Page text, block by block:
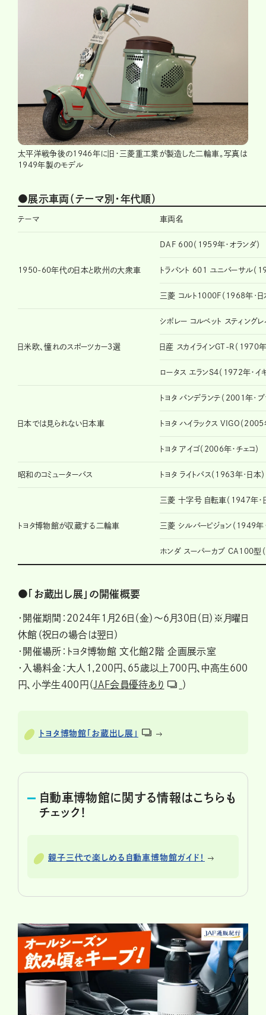
太平洋戦争後の1946年に旧・三菱重工業が製造した二輪車。写真は
1949年製のモデル
●展示車両（テーマ別・年代順）
テーマ 車両名
1950-60年代の日本と欧州の大衆車
DAF 600（1959年・オランダ）
トラバント 601 ユニバーサル（
三菱 コルト1000F（1968年･日
日米欧、憧れのスポーツカー3選
シボレー コルベット スティングレ
日産 スカイラインGT-R（1970年
ロータス エランS4（1972年・イ
日本では見られない日本車
トヨタ バンデランテ（2001年･ブ
トヨタ ハイラックス VIGO（2005
トヨタ アイゴ（2006年・チェコ）
昭和のコミューターバス トヨタ ライトバス（1963年･日本）
トヨタ博物館が収蔵する二輪車
三菱 十字号 自転車（1947年・
三菱 シルバーピジョン（1949年
ホンダ スーパーカブ CA100型
●「お蔵出し展」の開催概要
・開催期間：2024年1月26日（金）～6月30日（日）※月曜日
休館（祝日の場合は翌日）
・開催場所：トヨタ博物館 文化館2階 企画展示室
・入場料金：大人1,200円、65歳以上700円、中高生600
円、小学生400円（JAF会員優待あり ）
トヨタ博物館「お蔵出し展」
自動車博物館に関する情報はこちらも
チェック！
親子三代で楽しめる自動車博物館ガイド！